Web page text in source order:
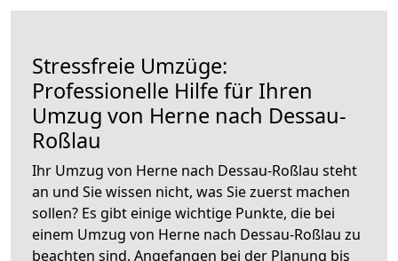
Stressfreie Umzüge:
Professionelle Hilfe für Ihren
Umzug von Herne nach Dessau-
Roßlau
Ihr Umzug von Herne nach Dessau-Roßlau steht
an und Sie wissen nicht, was Sie zuerst machen
sollen? Es gibt einige wichtige Punkte, die bei
einem Umzug von Herne nach Dessau-Roßlau zu
beachten sind. Angefangen bei der Planung bis